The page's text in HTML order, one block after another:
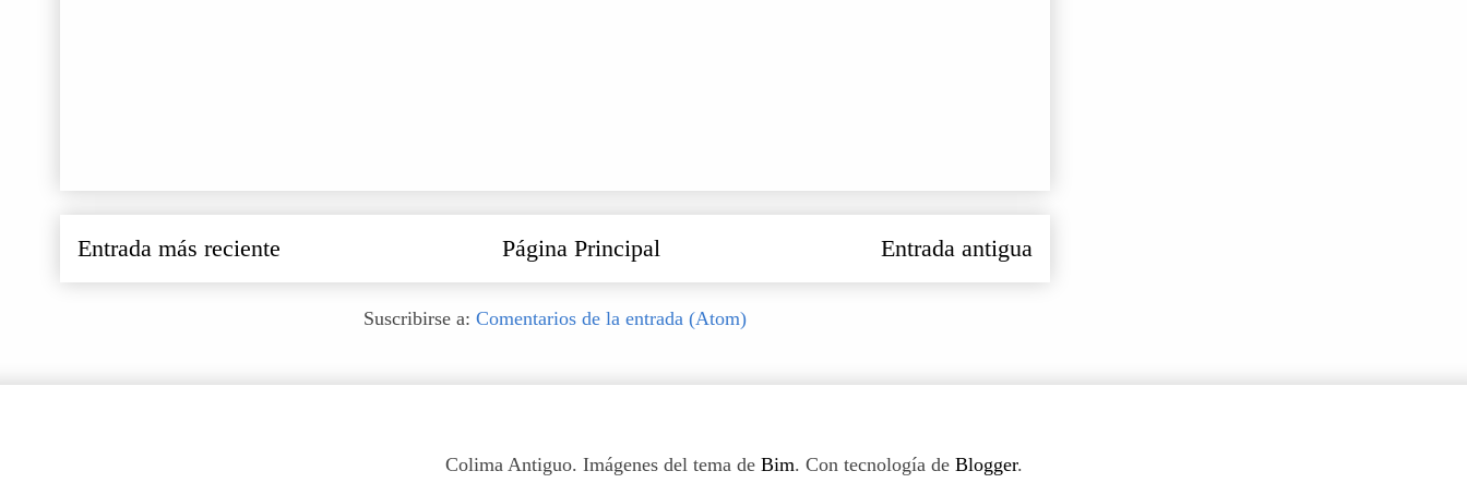
Entrada más reciente Entrada antigua
Página Principal
Suscribirse a: Comentarios de la entrada (Atom)
Colima Antiguo. Imágenes del tema de Bim. Con tecnología de Blogger.